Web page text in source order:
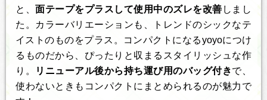
と、面テープをプラスして使用中のズレを改善 しまし
た。カラーバリエーションも、トレンドのシックなテ
イストのものをプラス。コンパクトになるyoyoにつけ
るものだから、ぴったりと収まるスタイリッシュな作
り。
リニューアル後から持ち運び用のバッグ付きで、
使わないときもコンパクトにまとめられるのが魅力で